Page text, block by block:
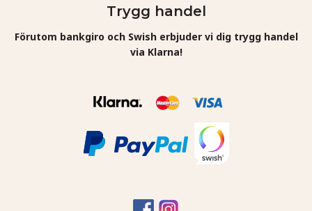
Trygg handel
Förutom bankgiro och Swish erbjuder vi dig trygg handel
via Klarna!